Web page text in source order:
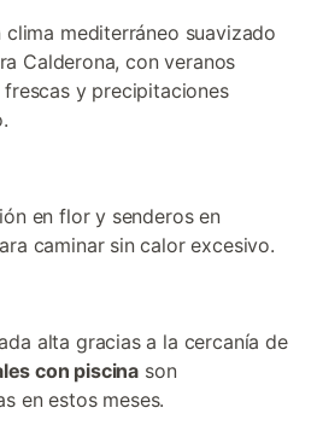
mediterráneo suavizado
Calderona, con veranos
y precipitaciones
en flor y senderos en
caminar sin calor excesivo.
alta gracias a la cercanía de
con piscina son
en estos meses.